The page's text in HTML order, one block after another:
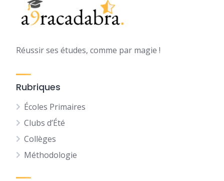
Réussir ses études, comme par magie !
Rubriques
Écoles Primaires
Clubs d’Été
Collèges
Méthodologie